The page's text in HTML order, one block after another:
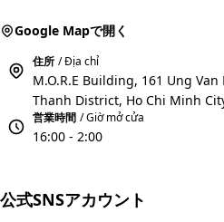
Google Mapで開く
住所 / Địa chỉ
M.O.R.E Building, 161 Ung
Thanh District, Ho Chi Minh
営業時間 / Giờ mở cửa
16:00 - 2:00
公式SNSアカウント